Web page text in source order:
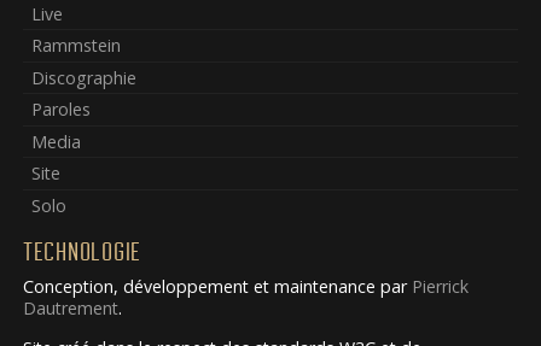
Live
Rammstein
Discographie
Paroles
Media
Site
Solo
TECHNOLOGIE
Conception, développement et maintenance par Pierrick
Dautrement.